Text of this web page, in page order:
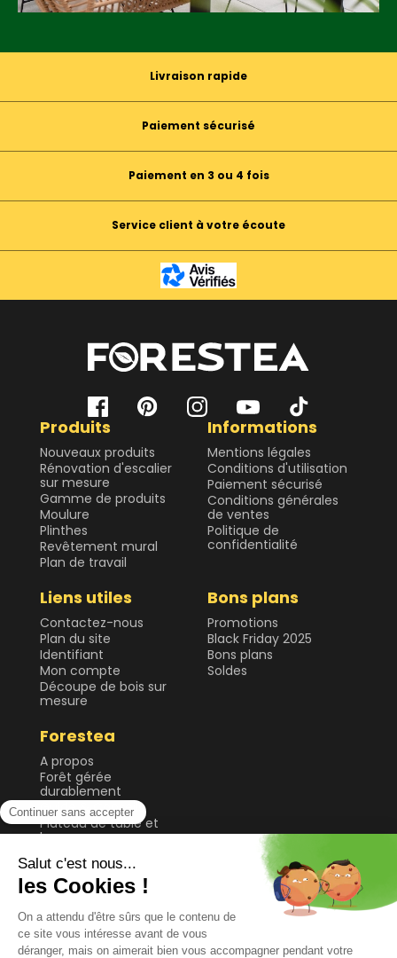
Livraison rapide
Paiement sécurisé
Paiement en 3 ou 4 fois
Service client à votre écoute
Produits
Nouveaux produits
Rénovation d'escalier
sur mesure
Gamme de produits
Moulure
Plinthes
Revêtement mural
Plan de travail
Informations
Mentions légales
Conditions d'utilisation
Paiement sécurisé
Conditions générales
de ventes
Politique de
confidentialité
Liens utiles
Contactez-nous
Plan du site
Identifiant
Mon compte
Découpe de bois sur
mesure
Bons plans
Promotions
Black Friday 2025
Bons plans
Soldes
Forestea
A propos
Forêt gérée
durablement
Guide & Conseils
Plateau de table et
bureau
Tablette et étagère
Tasseau, planche et
lame